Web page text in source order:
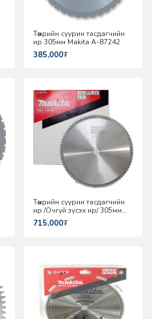
Төмрийн суурин тасдагчийн
ир 305мм Makita A-87242
385,000₮
Төмрийн суурин тасдагчийн
ир /Очгүй зүсэх ир/ 305мм
Makita A-87579
715,000₮